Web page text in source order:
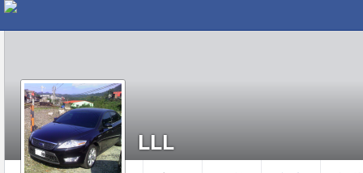
LLL